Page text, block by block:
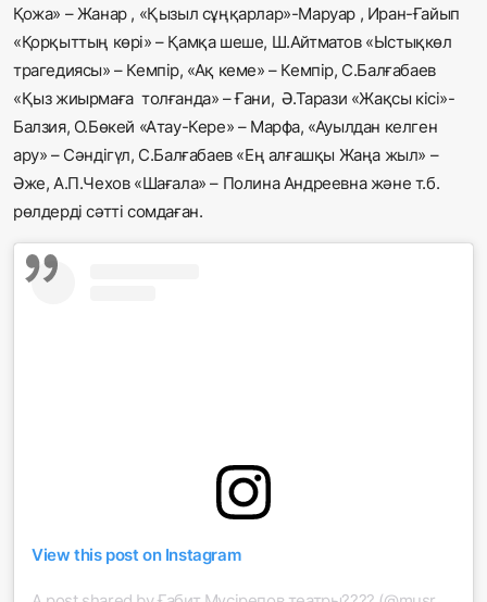
Қожа» – Жанар , «Қызыл сұңқарлар»-Маруар , Иран-Ғайып
«Қорқыттың көрі» – Қамқа шеше, Ш.Айтматов «Ыстықкөл
трагедиясы» – Кемпір, «Ақ кеме» – Кемпір, С.Балғабаев
«Қыз жиырмаға толғанда» – Ғани, Ә.Тарази «Жақсы кісі»-
Балзия, О.Бөкей «Атау-Кере» – Марфа, «Ауылдан келген
ару» – Сәндігүл, С.Балғабаев «Ең алғашқы Жаңа жыл» –
Әже, А.П.Чехов «Шағала» – Полина Андреевна және т.б.
рөлдерді сәтті сомдаған.
View this post on Instagram